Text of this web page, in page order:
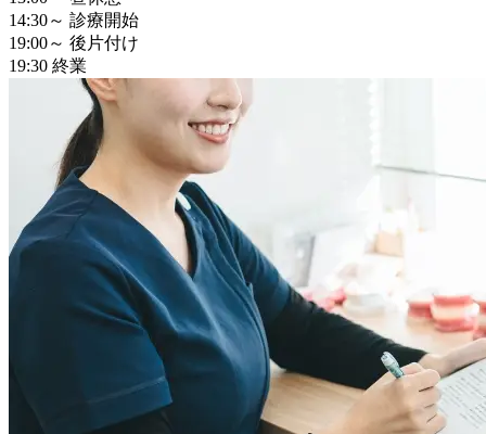
14:30～ 診療開始
19:00～ 後片付け
19:30 終業